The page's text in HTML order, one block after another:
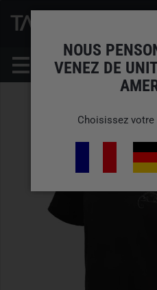
NOUS
VENEZ DE
Choisissez votre